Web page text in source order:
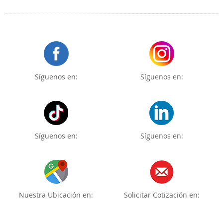
Síguenos en: Síguenos en:
Síguenos en: Síguenos en:
Nuestra Ubicación en: Solicitar Cotización en: